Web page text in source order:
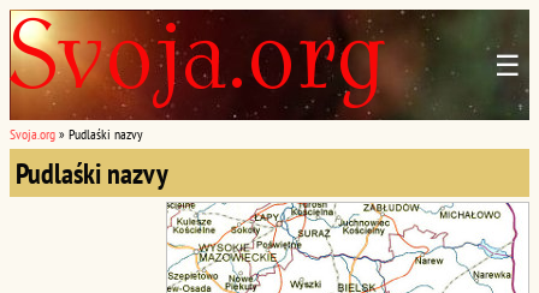
☰
Svoja.org » Pudlaśki nazvy
Pudlaśki nazvy